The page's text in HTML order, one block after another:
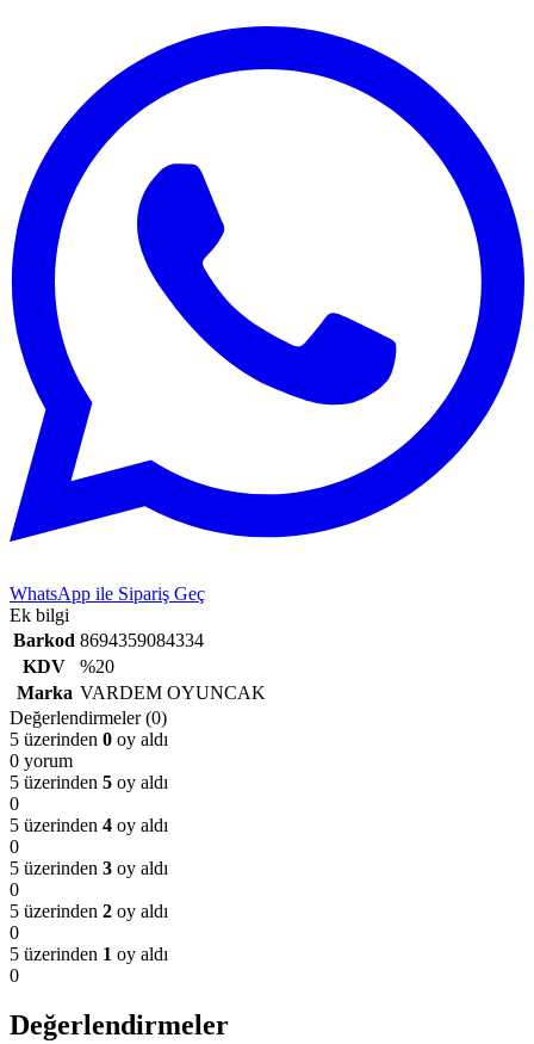
WhatsApp ile Sipariş Geç
Ek bilgi
Barkod 8694359084334
KDV
%20
Marka VARDEM OYUNCAK
Değerlendirmeler (0)
5 üzerinden 0 oy aldı
0 yorum
5 üzerinden 5 oy aldı
0
5 üzerinden 4 oy aldı
0
5 üzerinden 3 oy aldı
0
5 üzerinden 2 oy aldı
0
5 üzerinden 1 oy aldı
0
Değerlendirmeler